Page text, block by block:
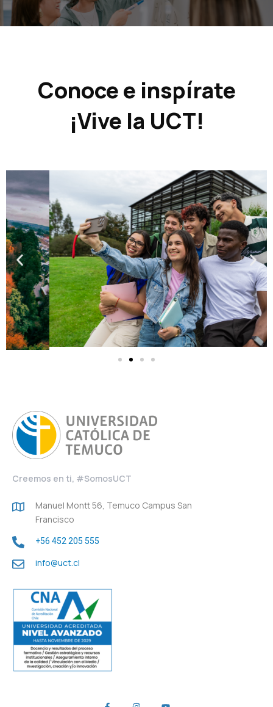
Conoce e inspírate
¡Vive la UCT!
Creemos en ti, #SomosUCT
Manuel Montt 56, Temuco Campus San
Francisco
+56 452 205 555
info@uct.cl